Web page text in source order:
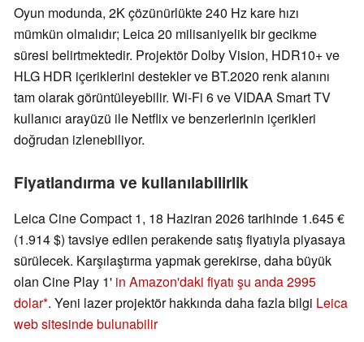
Oyun modunda, 2K çözünürlükte 240 Hz kare hızı
mümkün olmalıdır; Leica 20 milisaniyelik bir gecikme
süresi belirtmektedir. Projektör Dolby Vision, HDR10+ ve
HLG HDR içeriklerini destekler ve BT.2020 renk alanını
tam olarak görüntüleyebilir. Wi-Fi 6 ve VIDAA Smart TV
kullanıcı arayüzü ile Netflix ve benzerlerinin içerikleri
doğrudan izlenebiliyor.
Fiyatlandırma ve kullanılabilirlik
Leica Cine Compact 1, 18 Haziran 2026 tarihinde 1.645 €
(1.914 $) tavsiye edilen perakende satış fiyatıyla piyasaya
sürülecek. Karşılaştırma yapmak gerekirse, daha büyük
olan Cine Play 1' in Amazon'daki fiyatı şu anda 2995
dolar . Yeni lazer projektör hakkında daha fazla bilgi Leica
web sitesinde bulunabilir